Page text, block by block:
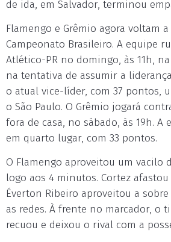
de ida, em Salvador, terminou
Flamengo e Grêmio agora voltam
Campeonato Brasileiro. A equipe
Atlético-PR no domingo, às 11h,
na tentativa de assumir a
o atual vice-líder, com 37 pontos,
o São Paulo. O Grêmio jogará
fora de casa, no sábado, às 19h.
em quarto lugar, com 33 pontos.
O Flamengo aproveitou um vacilo
logo aos 4 minutos. Cortez
Éverton Ribeiro aproveitou a
as redes. À frente no marcador, o
recuou e deixou o rival com a